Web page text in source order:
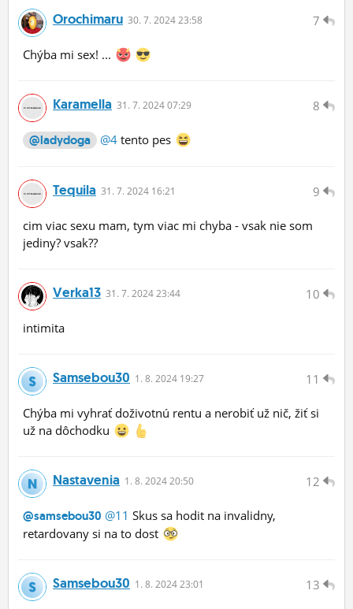
7
Orochimaru 30. 7. 2024 23:58
Chýba mi sex! ...
8
Karamella 31. 7. 2024 07:29
@ladydoga @4 tento pes
9
Tequila 31. 7. 2024 16:21
cim viac sexu mam, tym viac mi chyba - vsak nie som
jediny? vsak??
10
Verka13 31. 7. 2024 23:44
intimita
11
Samsebou30 1. 8. 2024 19:27
Chýba mi vyhrať doživotnú rentu a nerobiť už nič, žiť si
už na dôchodku
12
Nastavenia 1. 8. 2024 20:50
@samsebou30 @11 Skus sa hodit na invalidny,
retardovany si na to dost
13
Samsebou30 1. 8. 2024 23:01